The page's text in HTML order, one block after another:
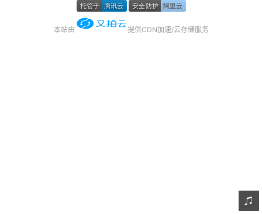
本站由 提供CDN加速/云存储服务